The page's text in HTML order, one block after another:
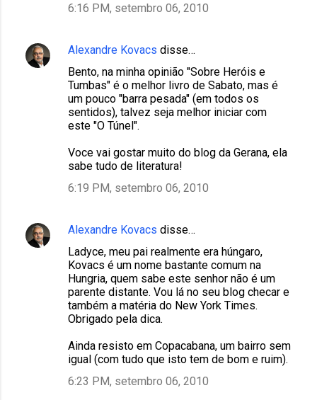
6:16 PM, setembro 06, 2010
Alexandre Kovacs disse…
Bento, na minha opinião "Sobre Heróis e
Tumbas" é o melhor livro de Sabato, mas é
um pouco "barra pesada" (em todos os
sentidos), talvez seja melhor iniciar com
este "O Túnel".
Voce vai gostar muito do blog da Gerana, ela
sabe tudo de literatura!
6:19 PM, setembro 06, 2010
Alexandre Kovacs disse…
Ladyce, meu pai realmente era húngaro,
Kovacs é um nome bastante comum na
Hungria, quem sabe este senhor não é um
parente distante. Vou lá no seu blog checar e
também a matéria do New York Times.
Obrigado pela dica.
Ainda resisto em Copacabana, um bairro sem
igual (com tudo que isto tem de bom e ruim).
6:23 PM, setembro 06, 2010